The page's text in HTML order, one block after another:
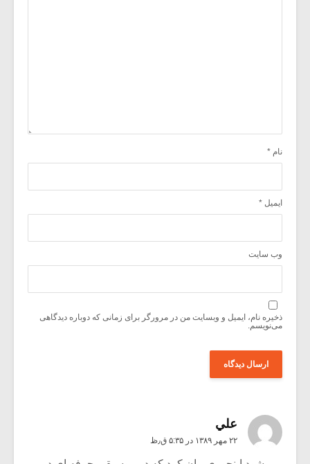
نام *
ایمیل *
وب‌ سایت
ذخیره نام، ایمیل و وبسایت من در مرورگر برای زمانی که دوباره دیدگاهی
می‌نویسم.
علي
۲۲ مهر ۱۳۸۹ در ۵:۳۵ ق٫ظ